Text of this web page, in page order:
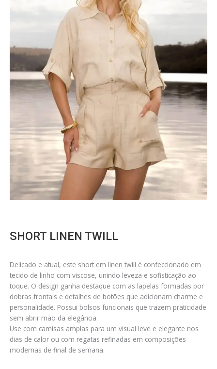
SHORT LINEN TWILL
Delicado e atual, este short em linen twill é confeccionado em
tecido de linho com viscose, unindo leveza e sofisticação ao
toque. O design ganha destaque com as lapelas formadas por
dobras frontais e detalhes de botões que adicionam charme e
personalidade. Possui bolsos funcionais que trazem praticidade
sem abrir mão da elegância.
Use com camisas amplas para um visual leve e elegante nos
dias de calor ou com regatas refinadas em composições
modernas de final de semana.